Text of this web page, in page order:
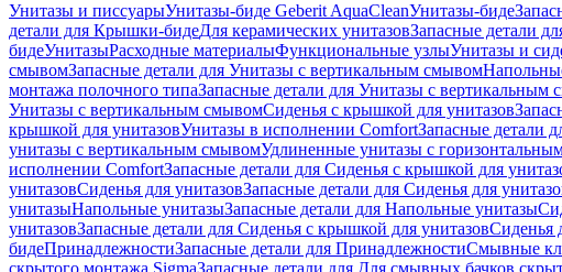
Унитазы и писсуарыУнитазы-биде Geberit AquaCleanУнитазы-биде
детали для Крышки-бидеДля керамических унитазовЗапасные детали
бидеУнитазыРасходные материалыФункциональные узлыУнитазы и
смывомЗапасные детали для Унитазы с вертикальным смывом
монтажа полочного типаЗапасные детали для Унитазы с
Унитазы с вертикальным смывомСиденья с крышкой для унитазов
крышкой для унитазовУнитазы в исполнении ComfortЗапасные детали
унитазы с вертикальным смывомУдлиненные унитазы с
исполнении ComfortЗапасные детали для Сиденья с крышкой для
унитазовСиденья для унитазовЗапасные детали для Сиденья для
унитазыНапольные унитазыЗапасные детали для Напольные унитазы
унитазовЗапасные детали для Сиденья с крышкой для унитазовСиденья
бидеПринадлежностиЗапасные детали для ПринадлежностиСмывные
скрытого монтажа SigmaЗапасные детали для Для смывных бачков